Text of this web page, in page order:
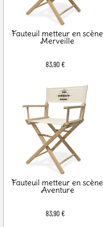
Fauteuil metteur en scène
Merveille
83,90 €
Fauteuil metteur en scène
Aventure
83,90 €